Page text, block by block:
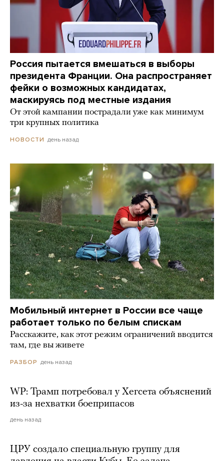
Россия пытается вмешаться в выборы
президента Франции. Она распространяет
фейки о возможных кандидатах,
маскируясь под местные издания
От этой кампании пострадали уже как минимум
три крупных политика
НОВОСТИ день назад
Мобильный интернет в России все чаще
работает только по белым спискам
Расскажите, как этот режим ограничений вводится
там, где вы живете
РАЗБОР день назад
WP: Трамп потребовал у Хегсета объяснений
из-за нехватки боеприпасов
день назад
ЦРУ создало специальную группу для